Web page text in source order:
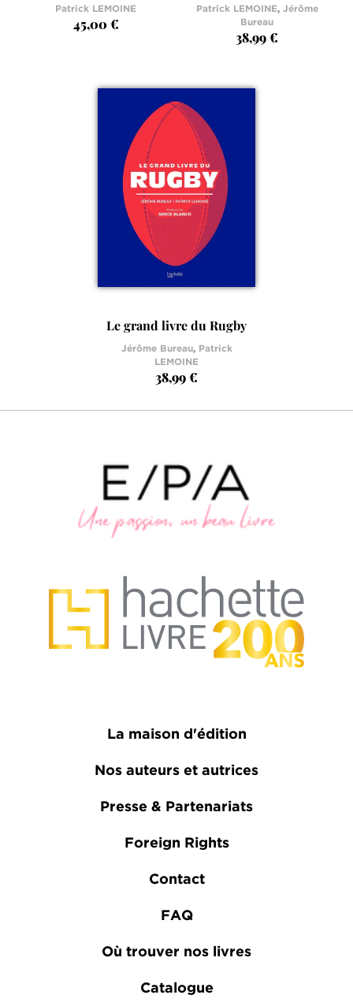
Patrick LEMOINE
45,00 €
Patrick LEMOINE, Jérôme
Bureau
38,99 €
Le grand livre du Rugby
Jérôme Bureau,
Patrick
LEMOINE
38,99 €
La maison d'édition
Nos auteurs et autrices
Presse & Partenariats
Foreign Rights
Contact
FAQ
Où trouver nos livres
Catalogue